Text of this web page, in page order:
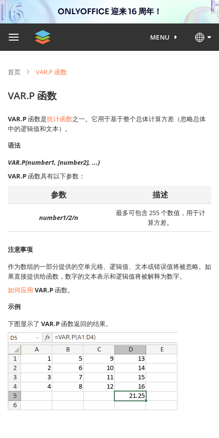
ONLYOFFICE 迎来 16 周年！
MENU
首页 VAR.P 函数
VAR.P 函数
VAR.P函数是统计函数之一。它用于基于整个总体计算方差（忽略总体
中的逻辑值和文本）。
语法
VAR.P(number1, [number2], ...)
VAR.P函数具有以下参数：
参数 描述
number1/2/n
最多可包含 255 个数值，用于计
算方差。
注意事项
作为数组的一部分提供的空单元格、逻辑值、文本或错误值将被忽略。如
果直接提供给函数，数字的文本表示和逻辑值将被解释为数字。
如何应用 VAR.P函数。
示例
下图显示了 VAR.P函数返回的结果。